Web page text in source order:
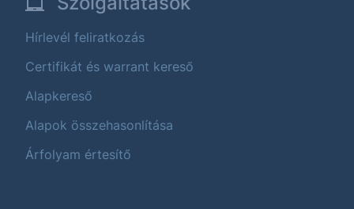
Hírlevél feliratkozás
Certifikát és warrant kereső
Alapkereső
Alapok összehasonlítása
Árfolyam értesítő